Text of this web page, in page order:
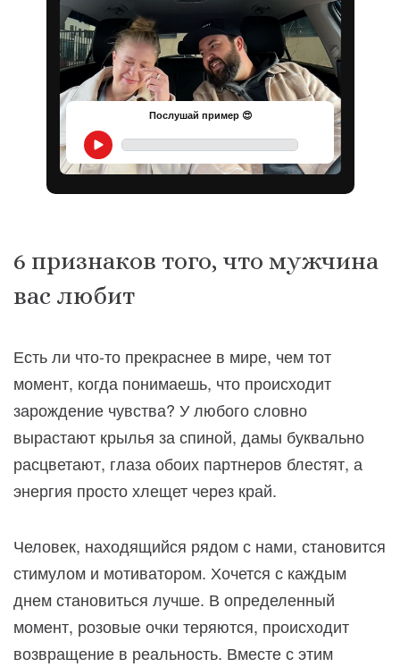
Послушай пример 😍
6 признаков того, что мужчина
вас любит
Есть ли что-то прекраснее в мире, чем тот
момент, когда понимаешь, что происходит
зарождение чувства? У любого словно
вырастают крылья за спиной, дамы буквально
расцветают, глаза обоих партнеров блестят, а
энергия просто хлещет через край.
Человек, находящийся рядом с нами, становится
стимулом и мотиватором. Хочется с каждым
днем становиться лучше. В определенный
момент, розовые очки теряются, происходит
возвращение в реальность. Вместе с этим